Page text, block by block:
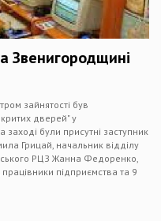
Звенигородщині
зайнятості був
дверей" у
заході були присутні заступник
Грицай, начальник відділу
РЦЗ Жанна Федоренко,
підприємства та 9